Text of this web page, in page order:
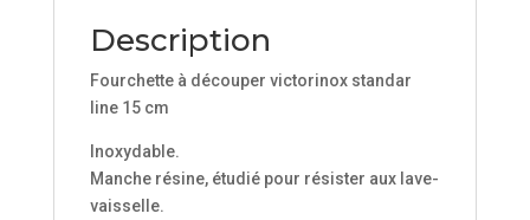
Description
Fourchette à découper victorinox standar
line 15 cm
Inoxydable.
Manche résine, étudié pour résister aux lave-
vaisselle.